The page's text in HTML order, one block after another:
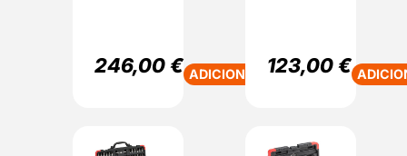
246,00€ ADICIONAR 123,00€